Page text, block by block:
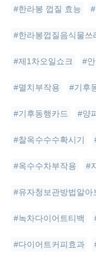
#한라봉 껍질 효능
#한라봉껍질음식물쓰
#제1차오일쇼크 #
#멸치부작용 #기후
#기후동행카드 #양
#찰옥수수수확시기
#옥수수차부작용 #
#유자청보관방법알아
#녹차다이어트티백
#다이어트커피효과